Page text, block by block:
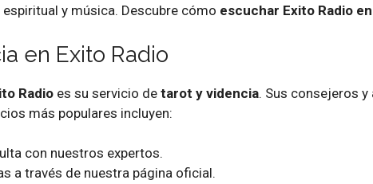
y música. Descubre cómo escuchar Exito Radio
en Exito Radio
Radio es su servicio de tarot y videncia. Sus consejeros
más populares incluyen:
con nuestros expertos.
a través de nuestra página oficial.